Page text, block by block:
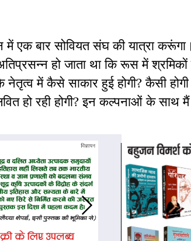
एक बार सोवियत संघ की यात्रा
हो जाता था कि रूस में श्रमिकों
नेतृत्व में कैसे साकार हुई होगी? कैसी
हो रही होगी? इन कल्पनाओं के साथ मैं